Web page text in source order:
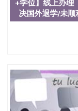
都占据着加州所
学座落于硅谷
地区为全美的重
134种学士学科
国的学生来此就
也吸引了众多不
二、办理流程：
定金下单； 3、
4、电子图做好发
+学位】线上办理
决国外退学/未